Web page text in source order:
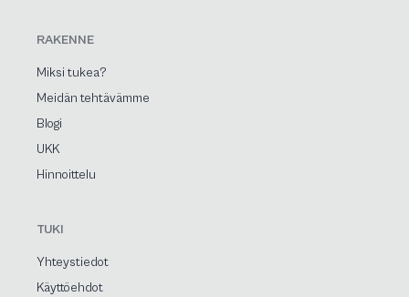
RAKENNE
Miksi tukea?
Meidän tehtävämme
Blogi
UKK
Hinnoittelu
TUKI
Yhteystiedot
Käyttöehdot